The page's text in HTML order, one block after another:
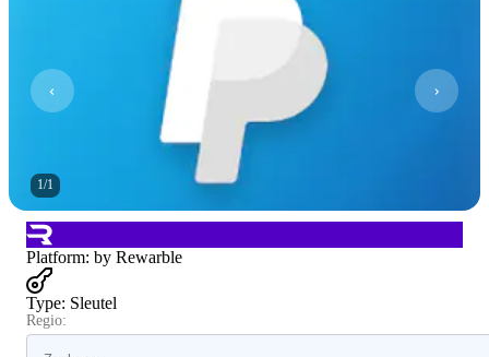
1/1
Platform: by Rewarble
Type: Sleutel
Regio: